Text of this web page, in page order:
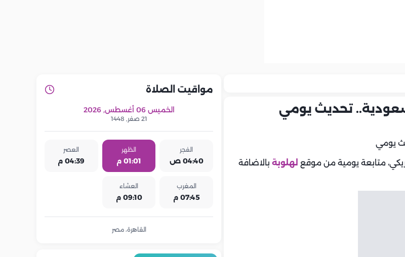
متابعة يومية من موقع لهلوبة بالاضافة
مواقيت الصلاة
الخميس 06 أغسطس, 2026
21 صفر, 1448
الفجر
04:40 ص
الظهر
01:01 م
العصر
04:39 م
المغرب
07:45 م
العشاء
09:10 م
القاهرة، مصر